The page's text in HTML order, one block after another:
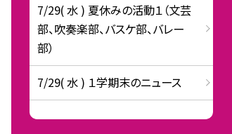
7/29( 水 ) 夏休みの活動１（文芸
部、吹奏楽部、バスケ部、バレー
部）
7/29( 水 ) １学期末のニュース